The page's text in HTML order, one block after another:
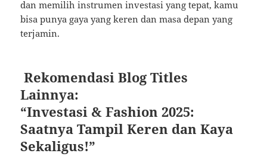
dan memilih instrumen investasi yang tepat, kamu
bisa punya gaya yang keren dan masa depan yang
terjamin.
Rekomendasi Blog Titles
Lainnya:
“Investasi & Fashion 2025:
Saatnya Tampil Keren dan Kaya
Sekaligus!”